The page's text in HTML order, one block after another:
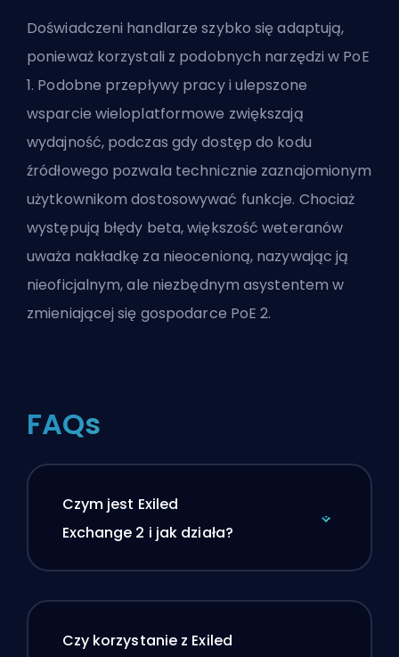
Doświadczeni handlarze szybko się adaptują,
ponieważ korzystali z podobnych narzędzi w PoE
1. Podobne przepływy pracy i ulepszone
wsparcie wieloplatformowe zwiększają
wydajność, podczas gdy dostęp do kodu
źródłowego pozwala technicznie zaznajomionym
użytkownikom dostosowywać funkcje. Chociaż
występują błędy beta, większość weteranów
uważa nakładkę za nieocenioną, nazywając ją
nieoficjalnym, ale niezbędnym asystentem w
zmieniającej się gospodarce PoE 2.
FAQs
Czym jest Exiled
Exchange 2 i jak działa?
Czy korzystanie z Exiled